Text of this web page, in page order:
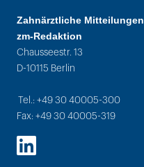
Zahnärztliche Mitteilungen
zm-Redaktion
Chausseestr. 13
D-10115 Berlin
Tel.: +49 30 40005-300
Fax: +49 30 40005-319
LinkedIn